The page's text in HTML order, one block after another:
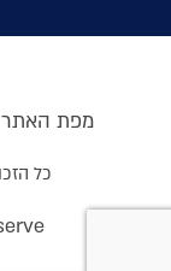
מפת האתר
כל